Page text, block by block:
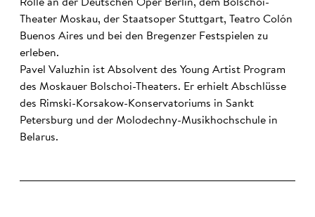
Rolle an der Deutschen Oper Berlin, dem Bolschoi-
Theater Moskau, der Staatsoper Stuttgart, Teatro Colón
Buenos Aires und bei den Bregenzer Festspielen zu
erleben.
Pavel Valuzhin ist Absolvent des Young Artist Program
des Moskauer Bolschoi-Theaters. Er erhielt Abschlüsse
des Rimski-Korsakow-Konservatoriums in Sankt
Petersburg und der Molodechny-Musikhochschule in
Belarus.